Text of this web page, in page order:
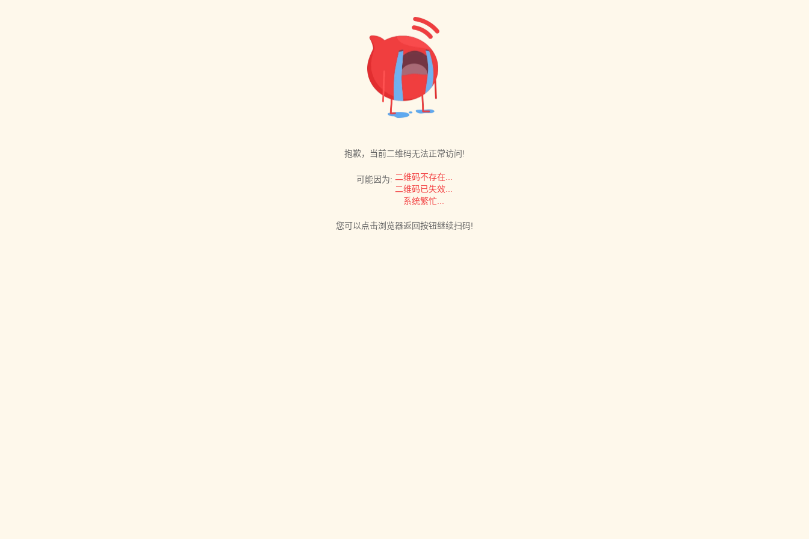
抱歉，当前二维码无法正常访问!
可能因为: 二维码不存在...
二维码已失效...
系统繁忙...
您可以点击浏览器返回按钮继续扫码!